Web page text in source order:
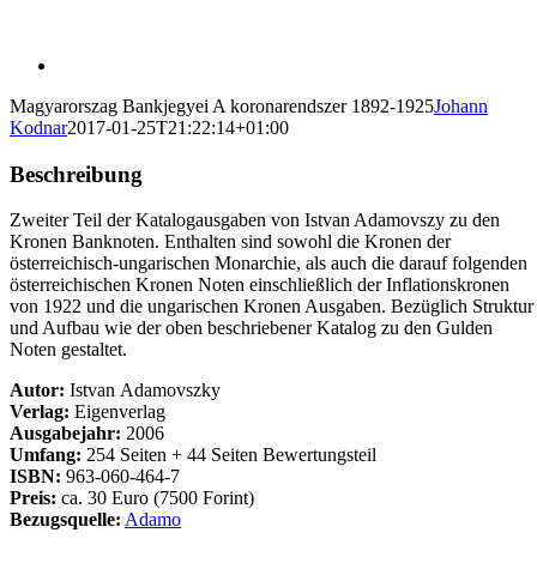
Magyarorszag Bankjegyei A koronarendszer 1892-1925Johann
Kodnar2017-01-25T21:22:14+01:00
Beschreibung
Zweiter Teil der Katalogausgaben von Istvan Adamovszy zu den
Kronen Banknoten. Enthalten sind sowohl die Kronen der
österreichisch-ungarischen Monarchie, als auch die darauf folgenden
österreichischen Kronen Noten einschließlich der Inflationskronen
von 1922 und die ungarischen Kronen Ausgaben. Bezüglich Struktur
und Aufbau wie der oben beschriebener Katalog zu den Gulden
Noten gestaltet.
Autor: Istvan Adamovszky
Verlag: Eigenverlag
Ausgabejahr: 2006
Umfang: 254 Seiten + 44 Seiten Bewertungsteil
ISBN: 963-060-464-7
Preis: ca. 30 Euro (7500 Forint)
Bezugsquelle: Adamo